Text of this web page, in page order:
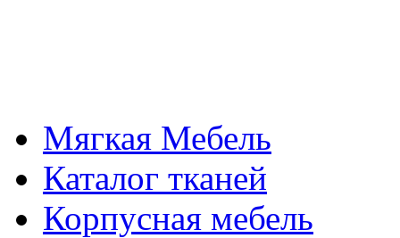
Мягкая Мебель
Каталог тканей
Корпусная мебель